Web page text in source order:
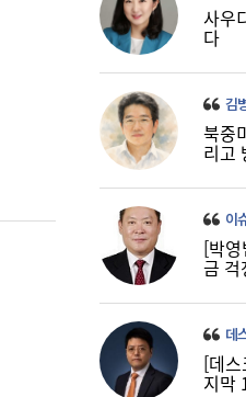
19:20
‘적자 전환’
사우
다
김
북중
리고
이
[박
금
데
[데
지막